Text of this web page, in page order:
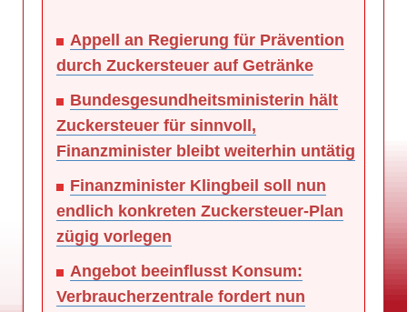
Appell an Regierung für Prävention
durch Zuckersteuer auf Getränke
Bundesgesundheitsministerin hält
Zuckersteuer für sinnvoll,
Finanzminister bleibt weiterhin untätig
Finanzminister Klingbeil soll nun
endlich konkreten Zuckersteuer-Plan
zügig vorlegen
Angebot beeinflusst Konsum:
Verbraucherzentrale fordert nun